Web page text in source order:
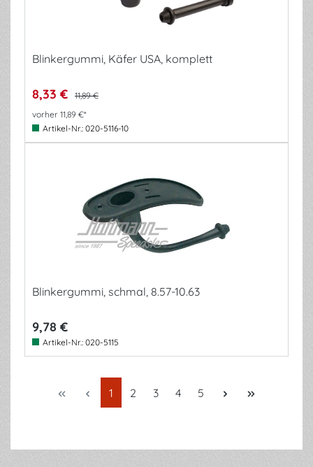
Blinkergummi, Käfer USA, komplett
8,33 €
11,89 €
vorher 11,89 €*
Artikel-Nr.: 020-5116-10
Blinkergummi, schmal, 8.57-10.63
9,78 €
Artikel-Nr.: 020-5115
Seite
1 Seite
2 Seite
3 Seite
4 Seite
5